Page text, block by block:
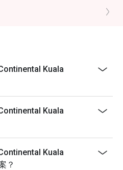
刻。
below eat free
in conjunction with other
or special menu.
dine in only.
Kuala
Kuala
Kuala
？